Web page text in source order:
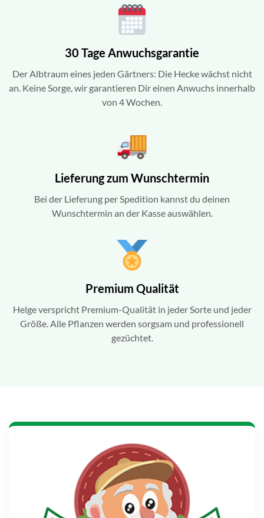
30 Tage Anwuchsgarantie
Der Albtraum eines jeden Gärtners: Die Hecke wächst nicht
an. Keine Sorge, wir garantieren Dir einen Anwuchs innerhalb
von 4 Wochen.
Lieferung zum Wunschtermin
Bei der Lieferung per Spedition kannst du deinen
Wunschtermin an der Kasse auswählen.
Premium Qualität
Helge verspricht Premium-Qualität in jeder Sorte und jeder
Größe. Alle Pflanzen werden sorgsam und professionell
gezüchtet.